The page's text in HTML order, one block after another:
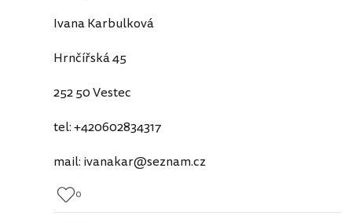
Ivana Karbulková
Hrnčířská 45
252 50 Vestec
tel: +420602834317
mail: ivanakar@seznam.cz
0